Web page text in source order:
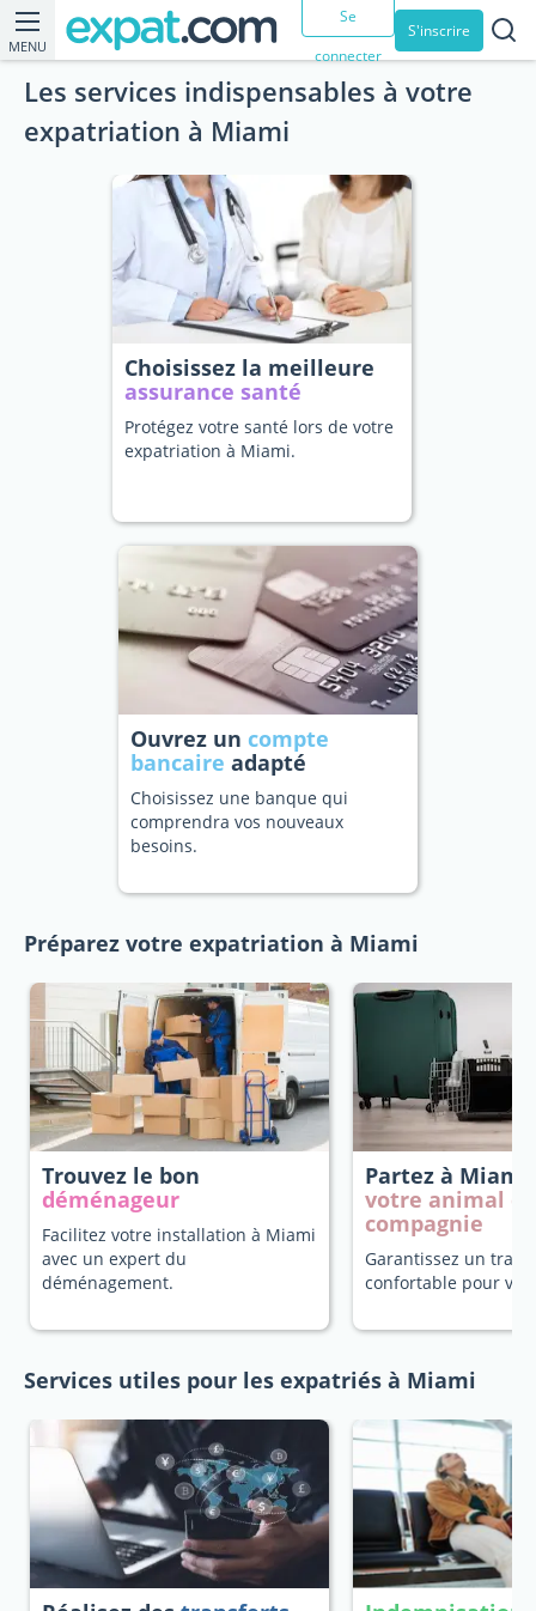
MENU
Se
connecter
S'inscrire
Les services indispensables à votre
expatriation à Miami
Choisissez la meilleure
assurance santé
Protégez votre santé lors de votre
expatriation à Miami.
Ouvrez un compte
bancaire adapté
Choisissez une banque qui
comprendra vos nouveaux
besoins.
Préparez votre expatriation à Miami
Trouvez le bon
déménageur
Facilitez votre installation à Miami
avec un expert du
déménagement.
Partez à Miami
votre animal de
compagnie
Garantissez un
confortable pour
Services utiles pour les expatriés à Miami